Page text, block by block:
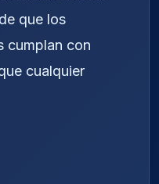
que los
cumplan con
cualquier